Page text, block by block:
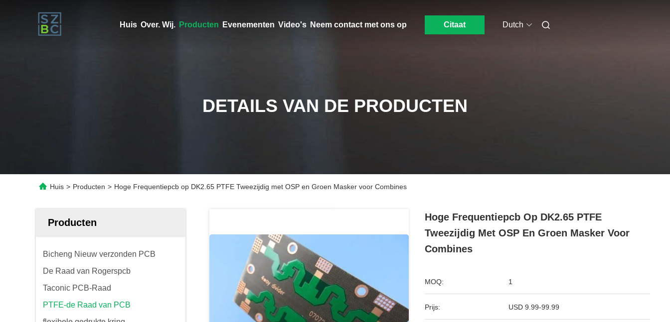
Huis Over. Wij. Producten Evenementen Video's Neem contact met ons op Citaat Dutch
DETAILS VAN DE PRODUCTEN
Huis > Producten > Hoge Frequentiepcb op DK2.65 PTFE Tweezijdig met OSP en Groen Masker voor Combines
Producten
Bicheng Nieuw verzonden PCB
De Raad van Rogerspcb
Taconic PCB-Raad
PTFE-de Raad van PCB
Hoge Frequentiepcb Op DK2.65 PTFE
Tweezijdig Met OSP En Groen Masker Voor
Combines
MOQ: 1
Prijs: USD 9.99-99.99